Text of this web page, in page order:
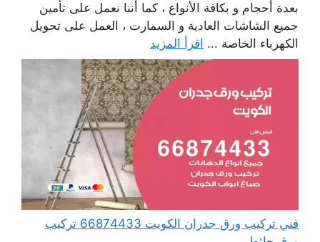
بعدة أحجام و بكافة الأنواع ، كما أننا نعمل على تأمين
جميع الشاشات العادية و السمارت ، العمل على تحويل
الكهرباء الخاصة ... اقرأ المزيد
فني تركيب ورق جدران الكويت 66874433 تركيب